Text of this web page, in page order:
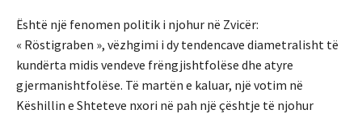
Është një fenomen politik i njohur në Zvicër:
« Röstigraben », vëzhgimi i dy tendencave diametralisht të
kundërta midis vendeve frëngjishtfolëse dhe atyre
gjermanishtfolëse. Të martën e kaluar, një votim në
Këshillin e Shteteve nxori në pah një çështje të njohur